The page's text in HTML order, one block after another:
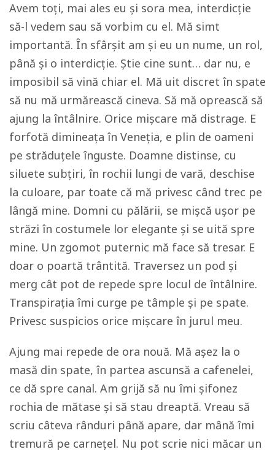
Avem toți, mai ales eu și sora mea, interdicție
să-l vedem sau să vorbim cu el. Mă simt
importantă. În sfârșit am și eu un nume, un rol,
până și o interdicție. Știe cine sunt… dar nu, e
imposibil să vină chiar el. Mă uit discret în spate
să nu mă urmărească cineva. Să mă oprească să
ajung la întâlnire. Orice mișcare mă distrage. E
forfotă dimineața în Veneția, e plin de oameni
pe străduțele înguste. Doamne distinse, cu
siluete subțiri, în rochii lungi de vară, deschise
la culoare, par toate că mă privesc când trec pe
lângă mine. Domni cu pălării, se mișcă ușor pe
străzi în costumele lor elegante și se uită spre
mine. Un zgomot puternic mă face să tresar. E
doar o poartă trântită. Traversez un pod și
merg cât pot de repede spre locul de întâlnire.
Transpirația îmi curge pe tâmple și pe spate.
Privesc suspicios orice mișcare în jurul meu.
Ajung mai repede de ora nouă. Mă așez la o
masă din spate, în partea ascunsă a cafenelei,
ce dă spre canal. Am grijă să nu îmi șifonez
rochia de mătase și să stau dreaptă. Vreau să
scriu câteva rânduri până apare, dar mână îmi
tremură pe carnețel. Nu pot scrie nici măcar un